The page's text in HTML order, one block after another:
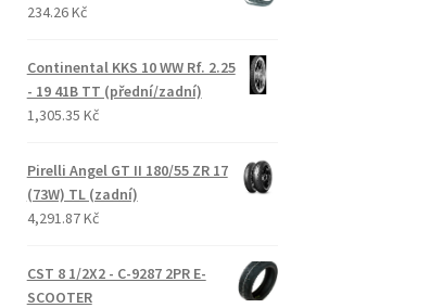
234.26 Kč
Continental KKS 10 WW Rf. 2.25
- 19 41B TT (přední/zadní)
1,305.35 Kč
Pirelli Angel GT II 180/55 ZR 17
(73W) TL (zadní)
4,291.87 Kč
CST 8 1/2X2 - C-9287 2PR E-
SCOOTER